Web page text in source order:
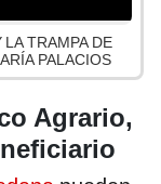
LA TRAMPA DE
PALACIOS
Agrario,